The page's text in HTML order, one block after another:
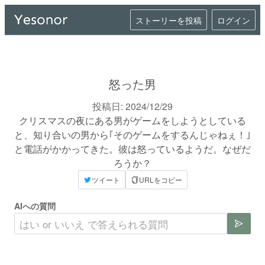
ストーリーを投稿 ログイン
怒った男
投稿日: 2024/12/29
クリスマスの夜にある男がゲームをしようとしている
と、知り合いの男から｢そのゲームをするんじゃねぇ！｣
と電話がかかってきた。彼は怒っているようだ。なぜだ
ろうか？
ツイート URLをコピー
AIへの質問